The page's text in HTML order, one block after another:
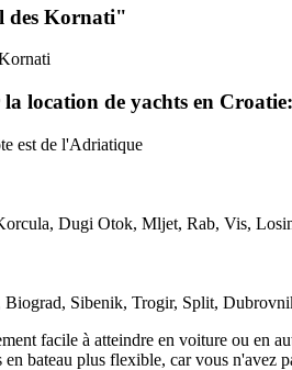
des Kornati"
location de yachts en Croatie:
est de l'Adriatique
Dugi Otok, Mljet, Rab, Vis,
Biograd, Sibenik, Trogir, Split,
facile à atteindre en voiture ou
bateau plus flexible, car vous n'avez